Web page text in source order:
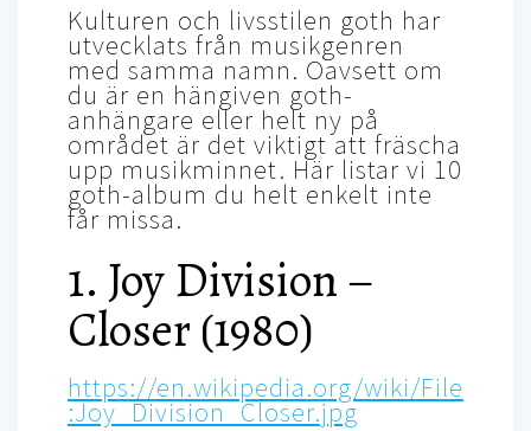
Kulturen och livsstilen goth har
utvecklats från musikgenren
med samma namn. Oavsett om
du är en hängiven goth-
anhängare eller helt ny på
området är det viktigt att fräscha
upp musikminnet. Här listar vi 10
goth-album du helt enkelt inte
får missa.
1. Joy Division –
Closer (1980)
https://en.wikipedia.org/wiki/File
:Joy_Division_Closer.jpg